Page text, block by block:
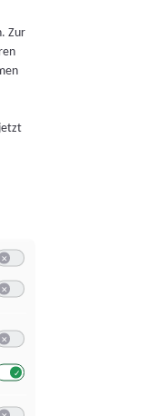
Zur
von oder Zugriff auf
reduzierter Daten
von Profilen für